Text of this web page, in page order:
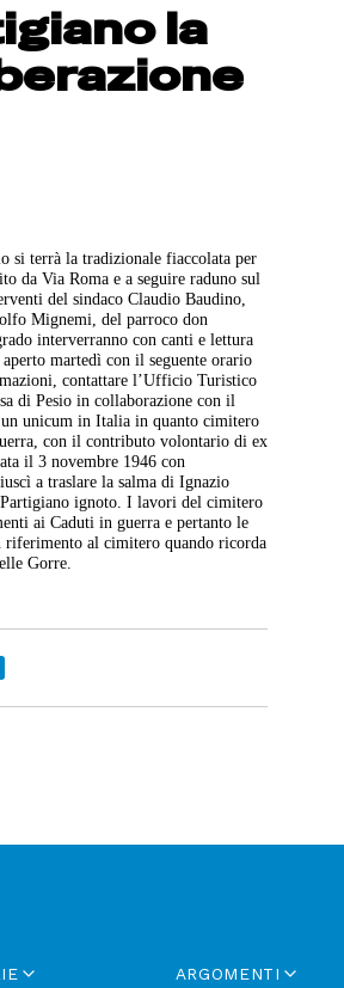
la
si terrà la tradizionale fiaccolata per
da Via Roma e a seguire raduno sul
del sindaco Claudio Baudino,
Mignemi, del parroco don
interverranno con canti e lettura
martedì con il seguente orario
contattare l’Ufficio Turistico
di Pesio in collaborazione con il
unicum in Italia in quanto cimitero
con il contributo volontario di ex
il 3 novembre 1946 con
a traslare la salma di Ignazio
ignoto. I lavori del cimitero
ai Caduti in guerra e pertanto le
riferimento al cimitero quando ricorda
Gorre.
ARGOMENTI